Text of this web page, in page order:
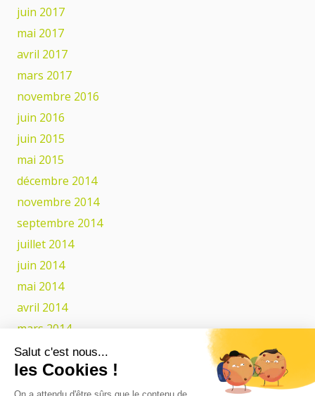
Salut c'est nous...
les Cookies !
On a attendu d'être sûrs que le contenu de
juin 2017
mai 2017
avril 2017
mars 2017
novembre 2016
juin 2016
juin 2015
mai 2015
décembre 2014
novembre 2014
septembre 2014
juillet 2014
juin 2014
mai 2014
avril 2014
mars 2014
février 2014
Catégories